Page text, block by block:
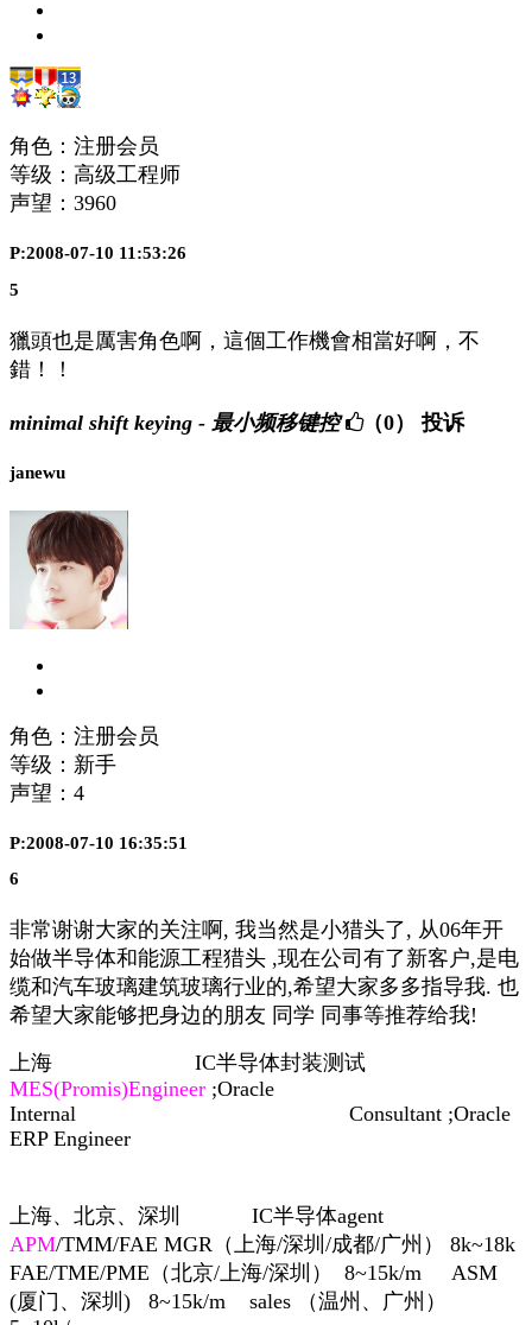
角色：注册会员
等级：高级工程师
声望： 3960
P:2008-07-10 11:53:26
5
獵頭也是厲害角色啊，這個工作機會相當好啊，不
錯！！
minimal shift keying - 最小频移键控 （0） 投诉
janewu
角色：注册会员
等级：新手
声望： 4
P:2008-07-10 16:35:51
6
非常谢谢大家的关注啊, 我当然是小猎头了, 从06年开
始做半导体和能源工程猎头 ,现在公司有了新客户,是电
缆和汽车玻璃建筑玻璃行业的,希望大家多多指导我. 也
希望大家能够把身边的朋友 同学 同事等推荐给我!
上海
IC半导体封装测试
MES(Promis)Engineer ;Oracle
Internal
Consultant ;Oracle
ERP Engineer
上海、北京、深圳 IC半导体agent
APM/TMM/FAE MGR （上海/深圳 /成都/广州）
8k~18k
FAE/TME/PME （北京/上海/深圳） 8~15k/m
ASM
(厦门、深圳 ) 8~15k/m sales
（温州、广州）